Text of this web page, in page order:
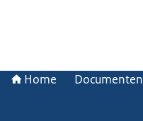
Home Documenten